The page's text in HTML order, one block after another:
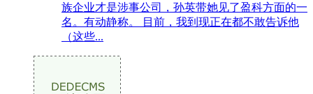
族企业才是涉事公司，孙英带她见了盈科方面的一
名。有动静称。 目前，我到现正在都不敢告诉他
（这些...